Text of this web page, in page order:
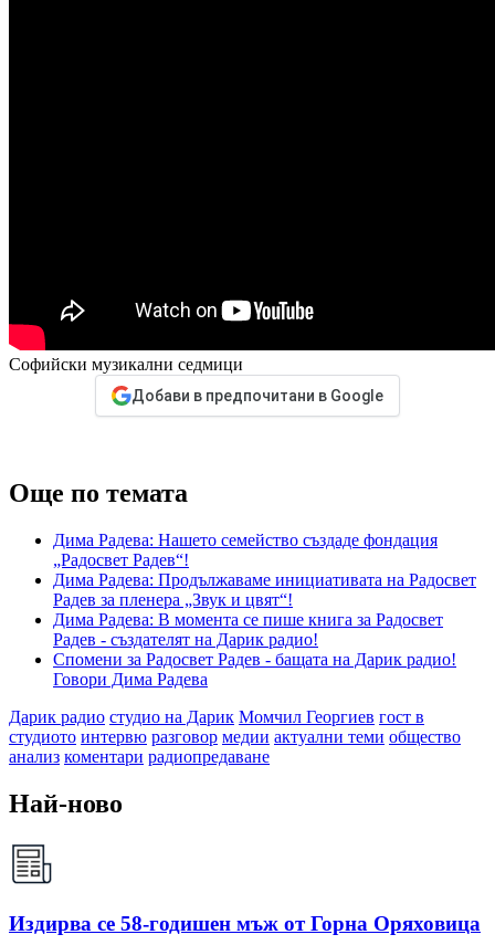
Софийски музикални седмици
Добави в предпочитани в Google
Още по темата
Дима Радева: Нашето семейство създаде фондация
„Радосвет Радев“!
Дима Радева: Продължаваме инициативата на Радосвет
Радев за пленера „Звук и цвят“!
Дима Радева: В момента се пише книга за Радосвет
Радев - създателят на Дарик радио!
Спомени за Радосвет Радев - бащата на Дарик радио!
Говори Дима Радева
Дарик радио студио на Дарик Момчил Георгиев гост в
студиото интервю разговор медии актуални теми общество
анализ коментари радиопредаване
Най-ново
Издирва се 58-годишен мъж от Горна Оряховица